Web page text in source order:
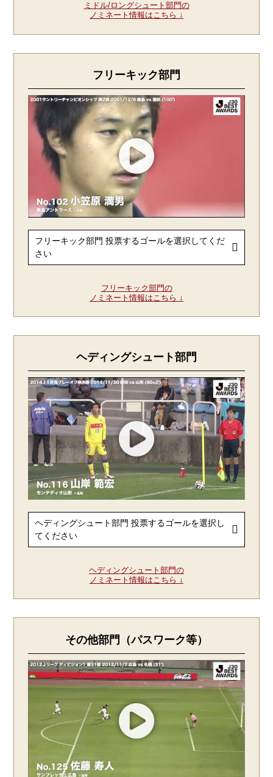
ミドル/ロングシュート部門の
ノミネート情報はこちら ↓
フリーキック部門
フリーキック部門の
ノミネート情報はこちら ↓
ヘディングシュート部門
ヘディングシュート部門の
ノミネート情報はこちら ↓
その他部門（パスワーク等）